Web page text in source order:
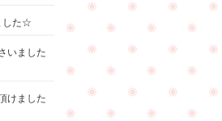
した☆
いました
けました